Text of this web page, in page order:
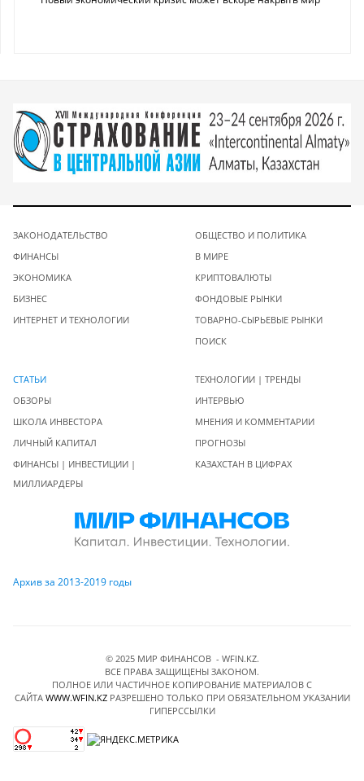
ЗАКОНОДАТЕЛЬСТВО
ФИНАНСЫ
ЭКОНОМИКА
БИЗНЕС
ИНТЕРНЕТ И ТЕХНОЛОГИИ
ОБЩЕСТВО И ПОЛИТИКА
В МИРЕ
КРИПТОВАЛЮТЫ
ФОНДОВЫЕ РЫНКИ
ТОВАРНО-СЫРЬЕВЫЕ РЫНКИ
ПОИСК
СТАТЬИ
ОБЗОРЫ
ШКОЛА ИНВЕСТОРА
ЛИЧНЫЙ КАПИТАЛ
ФИНАНСЫ | ИНВЕСТИЦИИ |
МИЛЛИАРДЕРЫ
ТЕХНОЛОГИИ | ТРЕНДЫ
ИНТЕРВЬЮ
МНЕНИЯ И КОММЕНТАРИИ
ПРОГНОЗЫ
КАЗАХСТАН В ЦИФРАХ
Архив за 2013-2019 годы
© 2025 МИР ФИНАНСОВ - WFIN.KZ.
ВСЕ ПРАВА ЗАЩИЩЕНЫ ЗАКОНОМ.
ПОЛНОЕ ИЛИ ЧАСТИЧНОЕ КОПИРОВАНИЕ МАТЕРИАЛОВ C
САЙТА WWW.WFIN.KZРАЗРЕШЕНО ТОЛЬКО ПРИ ОБЯЗАТЕЛЬНОМ УКАЗАНИИ
ГИПЕРССЫЛКИ